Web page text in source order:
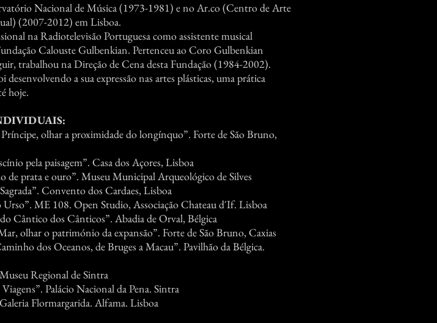
Nacional de Música (1973-1981) e no Ar.co (Centro de Arte
(2007-2012) em Lisboa.
na Radiotelevisão Portuguesa como assistente musical
Calouste Gulbenkian. Pertenceu ao Coro Gulbenkian
trabalhou na Direção de Cena desta Fundação (1984-2002).
a sua expressão nas artes plásticas, uma prática
hoje.
olhar a proximidade do longínquo”. Forte de São Bruno,
pela paisagem”. Casa dos Açores, Lisboa
de prata e ouro”. Museu Municipal Arqueológico de Silves
Convento dos Cardaes, Lisboa
ME 108. Open Studio, Associação Chateau d´If. Lisboa
Cântico dos Cânticos”. Abadia de Orval, Bélgica
olhar o património da expansão”. Forte de São Bruno, Caxias
dos Oceanos, de Bruges a Macau”. Pavilhão da Bélgica.
Regional de Sintra
Palácio Nacional da Pena. Sintra
Flormargarida. Alfama. Lisboa